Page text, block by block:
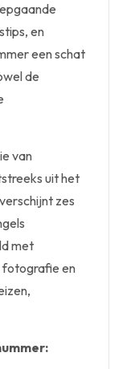
en
een schat
de
van
uit het
zes
met
fotografie en